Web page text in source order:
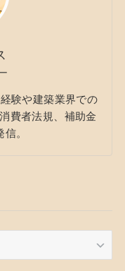
験や建築業界での
費者法規、補助金
。